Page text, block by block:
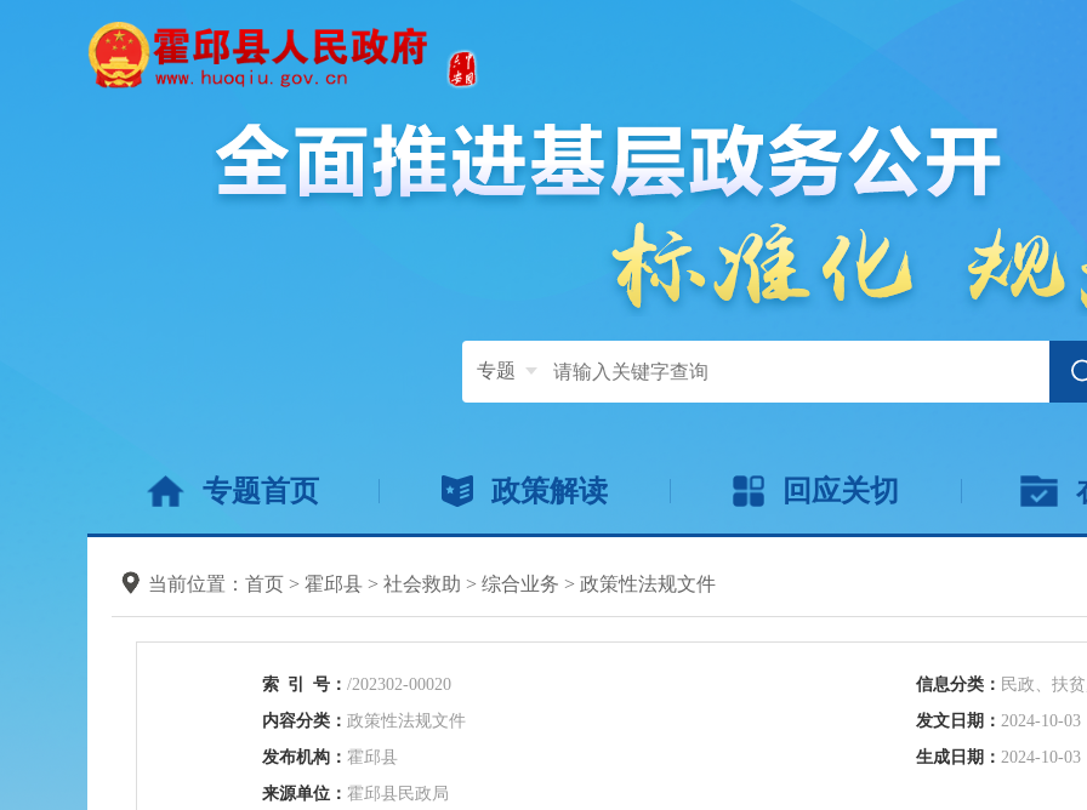
专题
专题首页 政策解读 回应关切
当前位置： 首页 > 霍邱县 > 社会救助 > 综合业务 > 政策性法规文件
索 引 号： /202302-00020 信息分类： 民政、扶
内容分类： 政策性法规文件 发文日期： 2024-10-03
发布机构： 霍邱县 生成日期： 2024-10-03
来源单位： 霍邱县民政局